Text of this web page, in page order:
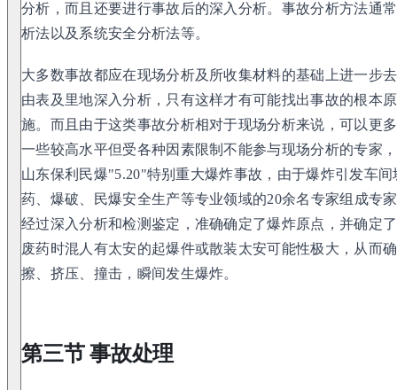
分析，而且还要进行事故后的深入分析。事故分析方法通
析法以及系统安全分析法等。
大多数事故都应在现场分析及所收集材料的基础上进一步
由表及里地深入分析，只有这样才有可能找出事故的根本
施。而且由于这类事故分析相对于现场分析来说，可以更
一些较高水平但受各种因素限制不能参与现场分析的专家
山东保利民爆"5.20"特别重大爆炸事故，由于爆炸引发车
药、爆破、民爆安全生产等专业领域的20余名专家组成专
经过深入分析和检测鉴定，准确确定了爆炸原点，并确定
废药时混人有太安的起爆件或散装太安可能性极大，从而
擦、挤压、撞击，瞬间发生爆炸。
第三节 事故处理